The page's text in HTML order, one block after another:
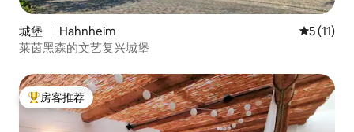
城堡 ｜ Hahnheim 平均评分
5 (11)
莱茵黑森的文艺复兴城堡
热门「房客推荐」
房客推荐